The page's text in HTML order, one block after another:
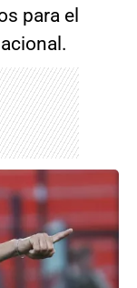
para el